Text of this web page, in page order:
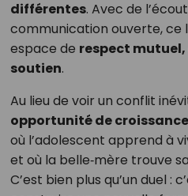
différentes. Avec de
communication ouverte, ce
espace de respect
soutien.
Au lieu de voir un conflit
opportunité de
où l’adolescent apprend à
et où la belle‑mère trouve
C’est bien plus qu’un duel :